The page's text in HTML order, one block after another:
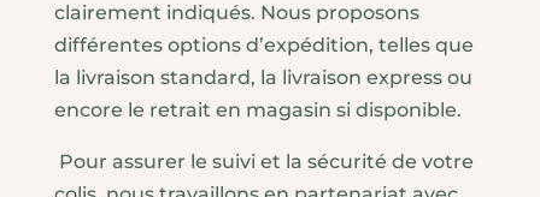
clairement indiqués. Nous proposons
différentes options d’expédition, telles que
la livraison standard, la livraison express ou
encore le retrait en magasin si disponible.
Pour assurer le suivi et la sécurité de votre